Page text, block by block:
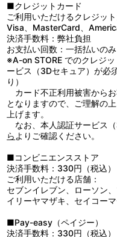
＜収録曲＞
1：ドラゴンボールＺ イン
へ！ （Ｇａｍｅ ＯＰ ｖ
2：ドラゴンボールＺ イ
Ｏ’ｍｏｔｉｏｎ
3：ドラゴンボールＺ イン
ｒｅｅｔ
4：ドラゴンボールＺ イン
5：ドラゴンボールＺ イン
Ｂａｔｔｌｅ
6：ドラゴンボールＺ イン
7：ドラゴンボールＺ イン
8：ドラゴンボールＺ イン
Ａ
9：ドラゴンボールＺ イン
道…。
ｎ’ｓ Ｉｓｌａｎｄ
■クレジットカード
ご利用いただけるクレジット
Visa、MasterCard、
決済手数料：弊社負担
お支払い回数：一括払いのみ
※A-on STORE でのクレジ
ービス（3Dセキュア）が必
り）
カード不正利用被害から
となりますので、ご理解の
上げます。
なお、本人認証サービス
らよりご確認ください。
■コンビニエンスストア
決済手数料：330円（税込）
ご利用いただける店舗：
セブンイレブン、ローソン
イリーヤマザキ、セイコーマ
■Pay-easy（ペイジー）
決済手数料：330円（税込）